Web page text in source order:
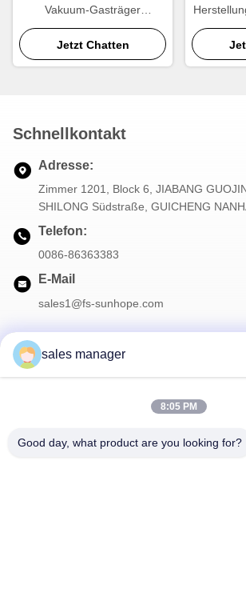
Vakuum-Gasträger
Aluminium-Lautöfen
Energieeinsparung
Schnellzyklus
Jetzt Chatten
Schnellkontakt
Adresse:
Zimmer 1201, Block 6, JIABANG
SHILONG Südstraße, GUICHENG
Telefon:
0086-86363383
E-Mail
sales1@fs-sunhope.com
sales manager
8:05 PM
Good day, what product are you looking for?